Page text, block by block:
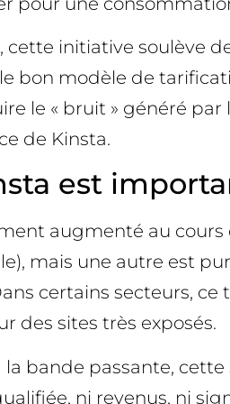
initiative soulève
bon modèle de
le « bruit » généré
de Kinsta.
est
augmenté au
mais une autre est
certains secteurs,
des sites très exposés.
bande passante,
ni revenus, ni